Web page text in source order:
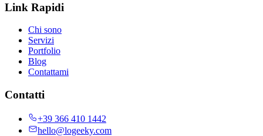
Link Rapidi
Chi sono
Servizi
Portfolio
Blog
Contattami
Contatti
+39 366 410 1442
hello@logeeky.com